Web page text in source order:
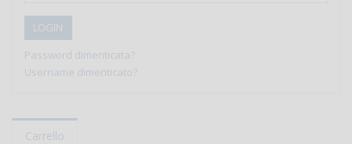
LOGIN
Password dimenticata?
Username dimenticato?
Carrello